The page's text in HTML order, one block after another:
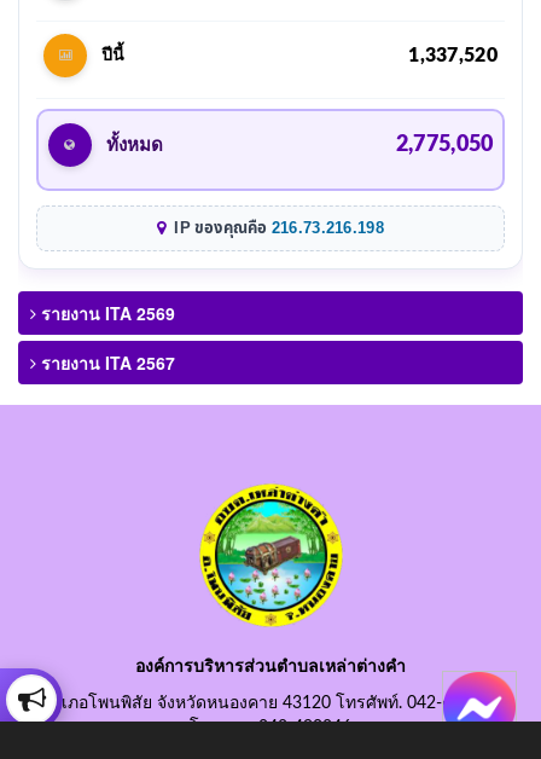
ปีนี้ 1,337,520
ทั้งหมด 2,775,050
IP ของคุณคือ 216.73.216.198
รายงาน ITA 2569
รายงาน ITA 2567
องค์การบริหารส่วนตำบลเหล่าต่างคำ
อำเภอโพนพิสัย จังหวัดหนองคาย 43120 โทรศัพท์. 042-490845
โทรสาร. 042-490846